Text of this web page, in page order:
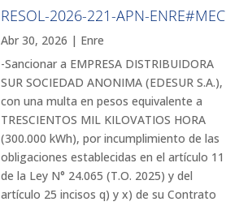
RESOL-2026-221-APN-ENRE#MEC
Abr 30, 2026 | Enre
-Sancionar a EMPRESA DISTRIBUIDORA
SUR SOCIEDAD ANONIMA (EDESUR S.A.),
con una multa en pesos equivalente a
TRESCIENTOS MIL KILOVATIOS HORA
(300.000 kWh), por incumplimiento de las
obligaciones establecidas en el artículo 11
de la Ley N° 24.065 (T.O. 2025) y del
artículo 25 incisos q) y x) de su Contrato